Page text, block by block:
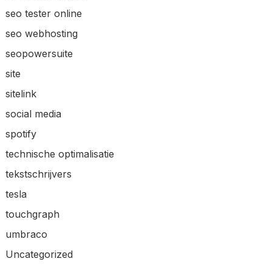
seo tester online
seo webhosting
seopowersuite
site
sitelink
social media
spotify
technische optimalisatie
tekstschrijvers
tesla
touchgraph
umbraco
Uncategorized